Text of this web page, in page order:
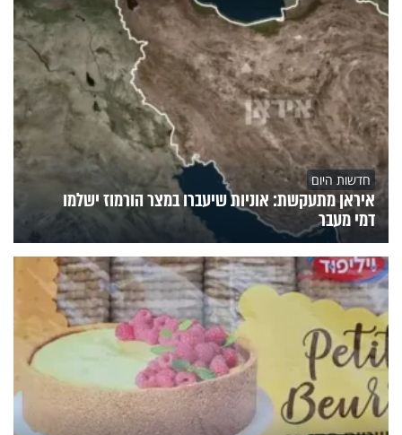
חדשות היום
איראן מתעקשת: אוניות שיעברו במצר הורמוז ישלמו
דמי מעבר